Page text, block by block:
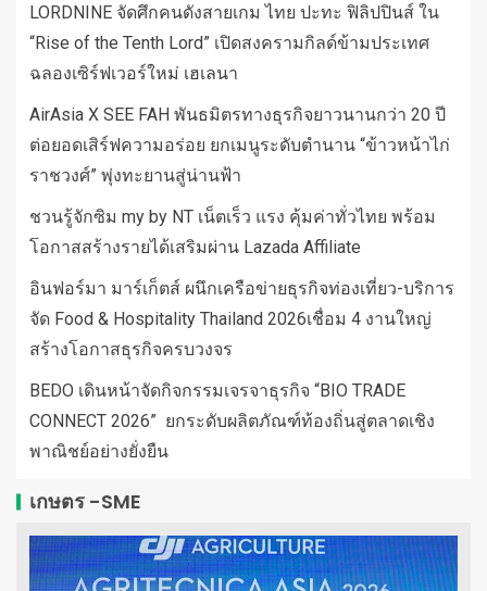
LORDNINE จัดศึกคนดังสายเกม ไทย ปะทะ ฟิลิปปินส์ ใน
“Rise of the Tenth Lord” เปิดสงครามกิลด์ข้ามประเทศ
ฉลองเซิร์ฟเวอร์ใหม่ เฮเลนา
AirAsia X SEE FAH พันธมิตรทางธุรกิจยาวนานกว่า 20 ปี
ต่อยอดเสิร์ฟความอร่อย ยกเมนูระดับตำนาน “ข้าวหน้าไก่
ราชวงศ์” พุ่งทะยานสู่น่านฟ้า
ชวนรู้จักซิม my by NT เน็ตเร็ว แรง คุ้มค่าทั่วไทย พร้อม
โอกาสสร้างรายได้เสริมผ่าน Lazada Affiliate
อินฟอร์มา มาร์เก็ตส์ ผนึกเครือข่ายธุรกิจท่องเที่ยว-บริการ
จัด Food & Hospitality Thailand 2026เชื่อม 4 งานใหญ่
สร้างโอกาสธุรกิจครบวงจร
BEDO เดินหน้าจัดกิจกรรมเจรจาธุรกิจ “BIO TRADE
CONNECT 2026” ยกระดับผลิตภัณฑ์ท้องถิ่นสู่ตลาดเชิง
พาณิชย์อย่างยั่งยืน
เกษตร -SME